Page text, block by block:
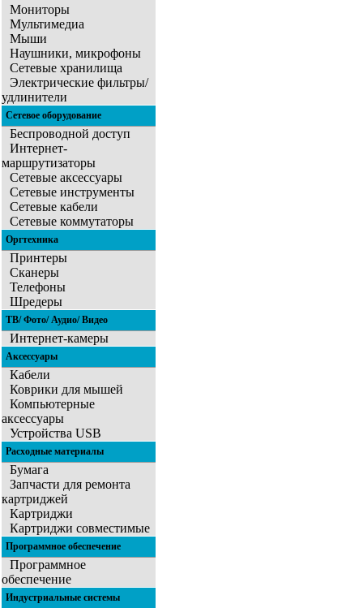
Мониторы
Мультимедиа
Мыши
Наушники, микрофоны
Сетевые хранилища
Электрические фильтры/
удлинители
Сетевое оборудование
Беспроводной доступ
Интернет-
маршрутизаторы
Сетевые аксессуары
Сетевые инструменты
Сетевые кабели
Сетевые коммутаторы
Оргтехника
Принтеры
Сканеры
Телефоны
Шредеры
ТВ/ Фото/ Аудио/ Видео
Интернет-камеры
Аксессуары
Кабели
Коврики для мышей
Компьютерные
аксессуары
Устройства USB
Расходные материалы
Бумага
Запчасти для ремонта
картриджей
Картриджи
Картриджи совместимые
Программное обеспечение
Программное
обеспечение
Индустриальные системы